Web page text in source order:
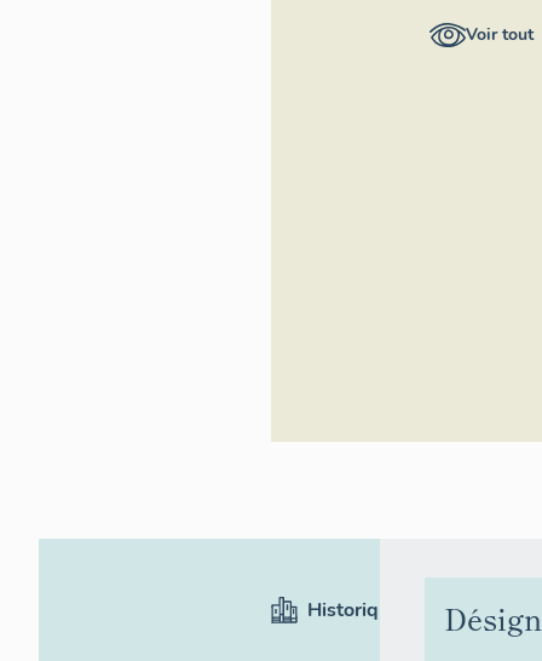
Provence-Voir tout
Historique